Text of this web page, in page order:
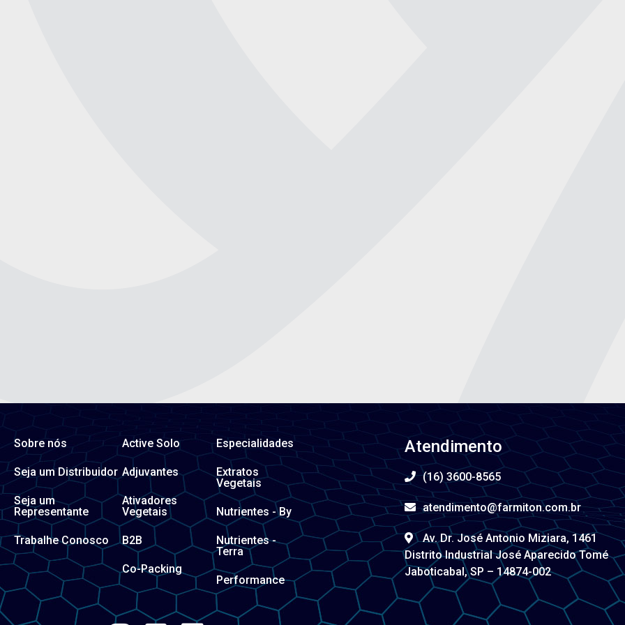
Sobre nós
Seja um Distribuidor
Seja um
Representante
Trabalhe Conosco
Active Solo
Adjuvantes
Ativadores
Vegetais
B2B
Co-Packing
Especialidades
Extratos
Vegetais
Nutrientes - By
Nutrientes -
Terra
Performance
Atendimento
(16) 3600-8565
atendimento@farmiton.com.br
Av. Dr. José Antonio Miziara, 1461
Distrito Industrial José Aparecido Tomé
Jaboticabal, SP – 14874-002